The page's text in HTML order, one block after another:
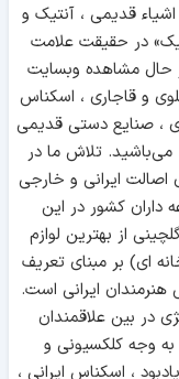
قدیمی ، آنتیک و
در حقیقت علامت
حال مشاهده وبسایت
و قاجاری ، اسکناس
، صنایع دستی قدیمی
تلاش ما در
اصالت ایرانی و خارجی
کشور در این
از بهترین لوازم
ای) بر مبنای تعریف
ایرانی است.
در بین علاقمندان
به وجه کلکسیونی و
، اسکناس ایرانی ،